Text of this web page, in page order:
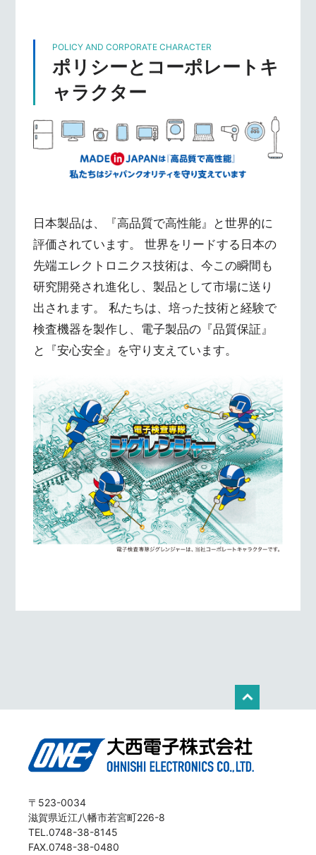
POLICY AND CORPORATE CHARACTER
ポリシーとコーポレートキ
ャラクター
日本製品は、『高品質で高性能』と世界的に
評価されています。 世界をリードする日本の
先端エレクトロニクス技術は、今この瞬間も
研究開発され進化し、製品として市場に送り
出されます。 私たちは、培った技術と経験で
検査機器を製作し、電子製品の『品質保証』
と『安心安全』を守り支えています。
〒523-0034
滋賀県近江八幡市若宮町226-8
TEL.0748-38-8145
FAX.0748-38-0480